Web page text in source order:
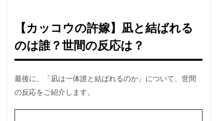
【カッコウの許嫁】凪と結ばれる
のは誰？世間の反応は？
最後に、「凪は一体誰と結ばれるのか」について、世間
の反応をご紹介します。